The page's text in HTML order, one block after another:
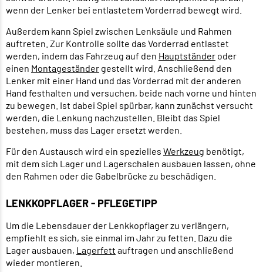
wenn der Lenker bei entlastetem Vorderrad bewegt wird.
Außerdem kann Spiel zwischen Lenksäule und Rahmen
auftreten. Zur Kontrolle sollte das Vorderrad entlastet
werden, indem das Fahrzeug auf den Hauptständer oder
einen Montageständer gestellt wird. Anschließend den
Lenker mit einer Hand und das Vorderrad mit der anderen
Hand festhalten und versuchen, beide nach vorne und hinten
zu bewegen. Ist dabei Spiel spürbar, kann zunächst versucht
werden, die Lenkung nachzustellen. Bleibt das Spiel
bestehen, muss das Lager ersetzt werden.
Für den Austausch wird ein spezielles Werkzeug benötigt,
mit dem sich Lager und Lagerschalen ausbauen lassen, ohne
den Rahmen oder die Gabelbrücke zu beschädigen.
LENKKOPFLAGER - PFLEGETIPP
Um die Lebensdauer der Lenkkopflager zu verlängern,
empfiehlt es sich, sie einmal im Jahr zu fetten. Dazu die
Lager ausbauen, Lagerfett auftragen und anschließend
wieder montieren.